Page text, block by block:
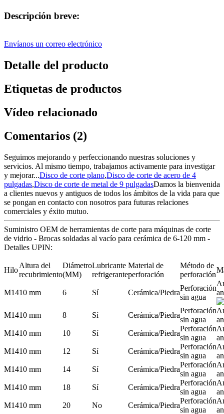
Descripción breve:
Envíanos un correo electrónico
Detalle del producto
Etiquetas de productos
Vídeo relacionado
Comentarios (2)
Seguimos mejorando y perfeccionando nuestras soluciones y
servicios. Al mismo tiempo, trabajamos activamente para investigar
y mejorar...Disco de corte plano,Disco de corte de acero de 4
pulgadas,Disco de corte de metal de 9 pulgadasDamos la bienvenida
a clientes nuevos y antiguos de todos los ámbitos de la vida para que
se pongan en contacto con nosotros para futuras relaciones
comerciales y éxito mutuo.
Suministro OEM de herramientas de corte para máquinas de corte
de vidrio - Brocas soldadas al vacío para cerámica de 6-120 mm -
Detalles UPIN:
Hilo
Altura del
recubrimiento
Diámetro
(MM)
Lubricante
refrigerante
Material de
perforación
Método de
perforación
M1410 mm 6 Sí Cerámica/Piedra
Perforación
sin agua
M1410 mm 8 Sí Cerámica/Piedra
Perforación
sin agua
M1410 mm 10 Sí Cerámica/Piedra
Perforación
sin agua
M1410 mm 12 Sí Cerámica/Piedra
Perforación
sin agua
M1410 mm 14 Sí Cerámica/Piedra
Perforación
sin agua
M1410 mm 18 Sí Cerámica/Piedra
Perforación
sin agua
M1410 mm 20 No Cerámica/Piedra
Perforación
sin agua